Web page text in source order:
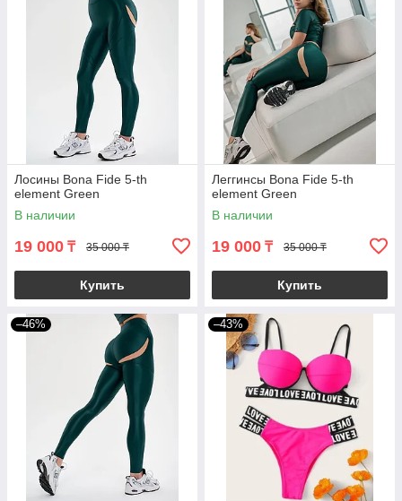
Лосины Bona Fide 5-th
element Green
В наличии
19 000 ₸ 35 000 ₸
Купить
Леггинсы Bona Fide 5-th
element Green
В наличии
19 000 ₸ 35 000 ₸
Купить
–46% –43%